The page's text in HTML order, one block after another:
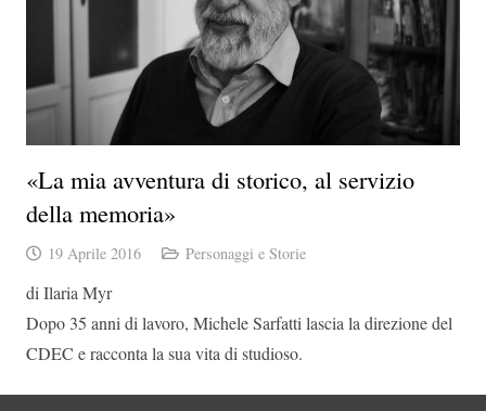
«La mia avventura di storico, al servizio
della memoria»
19 Aprile 2016 Personaggi e Storie
di Ilaria Myr
Dopo 35 anni di lavoro, Michele Sarfatti lascia la direzione del
CDEC e racconta la sua vita di studioso.